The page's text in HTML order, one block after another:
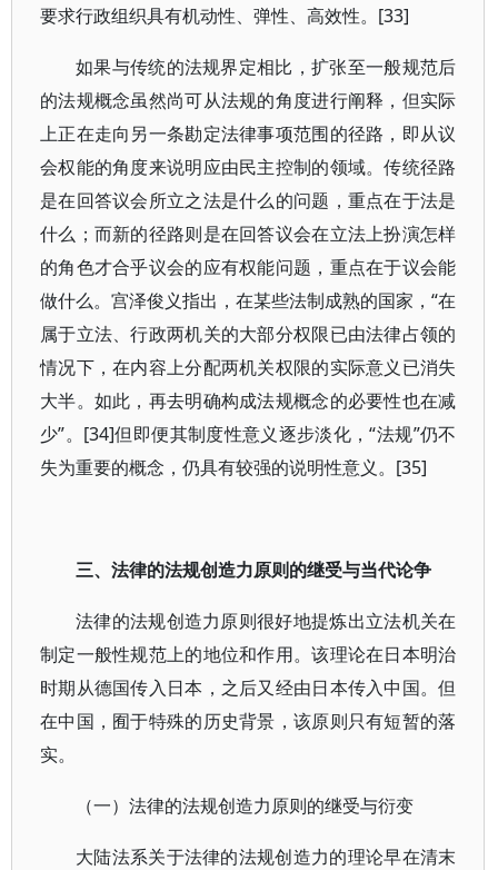
要求行政组织具有机动性、弹性、高效性。[33]
如果与传统的法规界定相比，扩张至一般规范后
的法规概念虽然尚可从法规的角度进行阐释，但实际
上正在走向另一条勘定法律事项范围的径路，即从议
会权能的角度来说明应由民主控制的领域。传统径路
是在回答议会所立之法是什么的问题，重点在于法是
什么；而新的径路则是在回答议会在立法上扮演怎样
的角色才合乎议会的应有权能问题，重点在于议会能
做什么。宫泽俊义指出，在某些法制成熟的国家，“在
属于立法、行政两机关的大部分权限已由法律占领的
情况下，在内容上分配两机关权限的实际意义已消失
大半。如此，再去明确构成法规概念的必要性也在减
少”。[34]但即便其制度性意义逐步淡化，“法规”仍不
失为重要的概念，仍具有较强的说明性意义。[35]
三、法律的法规创造力原则的继受与当代论争
法律的法规创造力原则很好地提炼出立法机关在
制定一般性规范上的地位和作用。该理论在日本明治
时期从德国传入日本，之后又经由日本传入中国。但
在中国，囿于特殊的历史背景，该原则只有短暂的落
实。
（一）法律的法规创造力原则的继受与衍变
大陆法系关于法律的法规创造力的理论早在清末